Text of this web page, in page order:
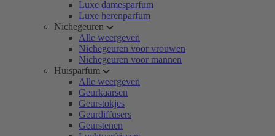
Luxe damesparfum
Luxe herenparfum
Nichegeuren
Alle weergeven
Nichegeuren voor vrouwen
Nichegeuren voor mannen
Huisparfum
Alle weergeven
Geurkaarsen
Geurstokjes
Geurdiffusers
Geurstenen